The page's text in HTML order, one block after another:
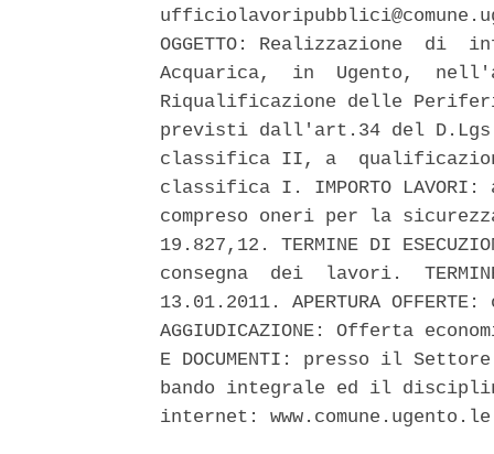
OGGETTO: Realizzazione
Acquarica,  in  Ugento,
Riqualificazione delle
previsti dall'art.34 del
classifica II, a
classifica I. IMPORTO
compreso oneri per la
19.827,12. TERMINE DI
consegna  dei  lavori.
13.01.2011. APERTURA
AGGIUDICAZIONE: Offerta
E DOCUMENTI: presso il
bando integrale ed il
internet: